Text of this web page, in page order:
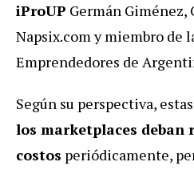
iProUP Germán Giménez,
Napsix.com y miembro de
Emprendedores de
Según su perspectiva,
los marketplaces deban
costos periódicamente,